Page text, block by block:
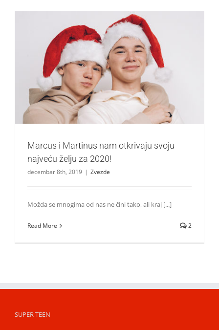
Marcus i Martinus nam otkrivaju svoju najveću želju za
2020!
Zvezde
Marcus i Martinus nam otkrivaju svoju
najveću želju za 2020!
decembar 8th, 2019 | Zvezde
Možda se mnogima od nas ne čini tako, ali kraj [...]
Read More 2
SUPER TEEN